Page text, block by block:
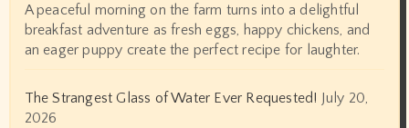
A peaceful morning on the farm turns into a delightful
breakfast adventure as fresh eggs, happy chickens, and
an eager puppy create the perfect recipe for laughter.
The Strangest Glass of Water Ever Requested! July 20,
2026